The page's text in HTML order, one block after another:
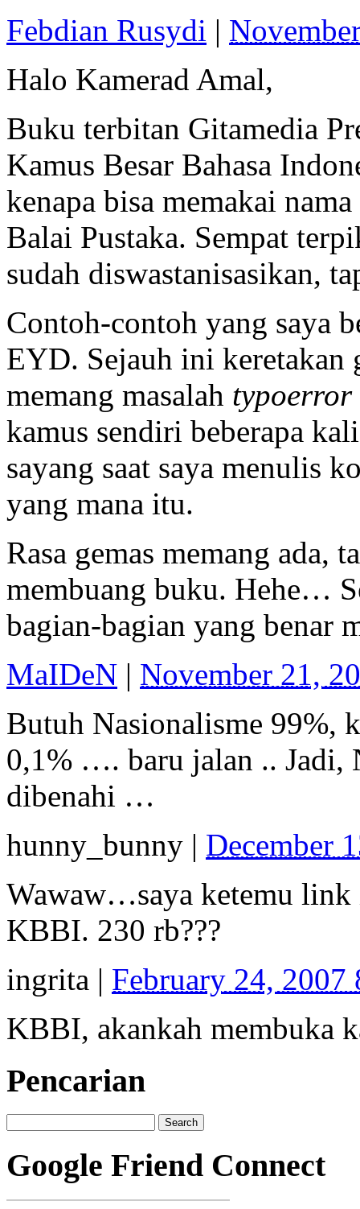
Febdian Rusydi |
Halo Kamerad Amal,
Buku terbitan Gitamedia
Kamus Besar Bahasa
kenapa bisa memakai
Balai Pustaka. Sempat
sudah diswastanisasikan,
Contoh-contoh yang saya
EYD. Sejauh ini keretakan
memang masalah typoerror
kamus sendiri beberapa
sayang saat saya menulis
yang mana itu.
Rasa gemas memang ada,
membuang buku. Hehe…
bagian-bagian yang benar
MaIDeN | November 21,
Butuh Nasionalisme 99%,
0,1% …. baru jalan .. Jadi,
dibenahi …
hunny_bunny | December
Wawaw…saya ketemu link
KBBI. 230 rb???
ingrita | February 24,
KBBI, akankah membuka
Pencarian
Google Friend Connect